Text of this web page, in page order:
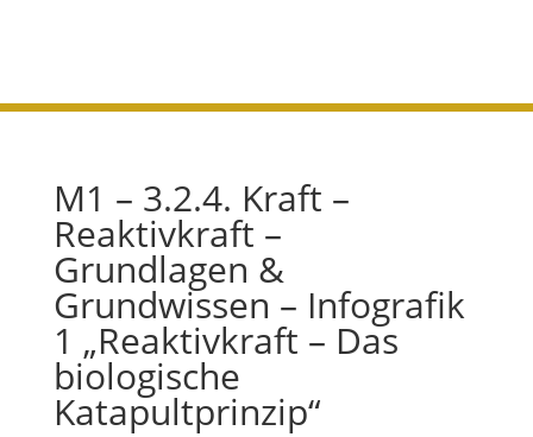
M1 – 3.2.4. Kraft –
Reaktivkraft –
Grundlagen &
Grundwissen – Infografik
1 „Reaktivkraft – Das
biologische
Katapultprinzip“